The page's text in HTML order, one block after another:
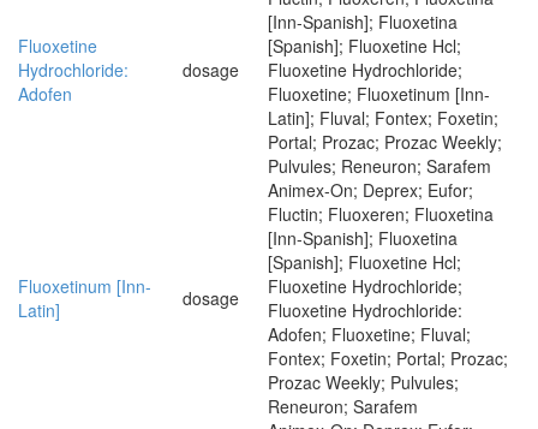
Fluoxetine
Hydrochloride:
Adofen
dosage
[Inn-Spanish]; Fluoxetina
[Spanish]; Fluoxetine Hcl;
Fluoxetine Hydrochloride;
Fluoxetine; Fluoxetinum [Inn-
Latin]; Fluval; Fontex; Foxetin;
Portal; Prozac; Prozac Weekly;
Pulvules; Reneuron; Sarafem
Fluoxetinum [Inn-
Latin]
dosage
Animex-On; Deprex; Eufor;
Fluctin; Fluoxeren; Fluoxetina
[Inn-Spanish]; Fluoxetina
[Spanish]; Fluoxetine Hcl;
Fluoxetine Hydrochloride;
Fluoxetine Hydrochloride:
Adofen; Fluoxetine; Fluval;
Fontex; Foxetin; Portal; Prozac;
Prozac Weekly; Pulvules;
Reneuron; Sarafem